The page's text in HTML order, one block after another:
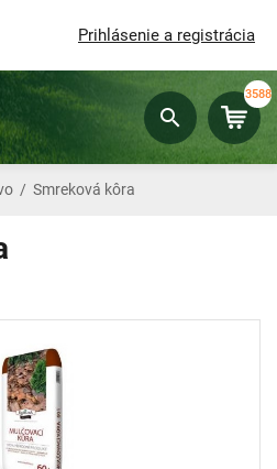
Prihlásenie a registrácia
3588
/ Smreková kôra